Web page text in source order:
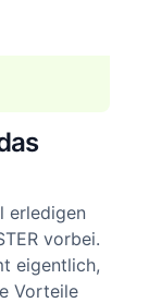
erledigen
vorbei.
eigentlich,
Vorteile